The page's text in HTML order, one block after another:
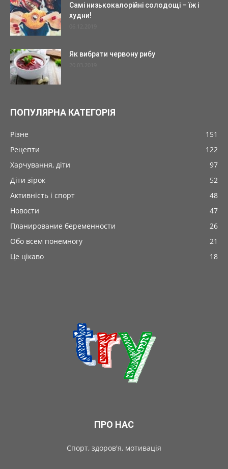
Самі низькокалорійні солодощі – їж і
худни!
Як вибрати червону рибу
ПОПУЛЯРНА КАТЕГОРІЯ
Різне
151
Рецепти
122
Харчування, діти
97
Діти зірок
52
Активність і спорт
48
Новости
47
Планирование беременности
26
Обо всем понемногу
21
Це цікаво
18
ПРО НАС
Спорт, здоров'я, мотивація